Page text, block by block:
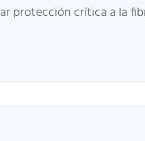
protección crítica a la